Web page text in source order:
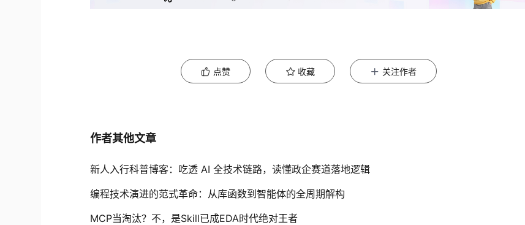
点赞 收藏 关注作者
作者其他文章
新人入行科普博客：吃透 AI 全技术链路，读懂政企赛道落地逻辑
编程技术演进的范式革命：从库函数到智能体的全周期解构
MCP当淘汰？不，是Skill已成EDA时代绝对王者